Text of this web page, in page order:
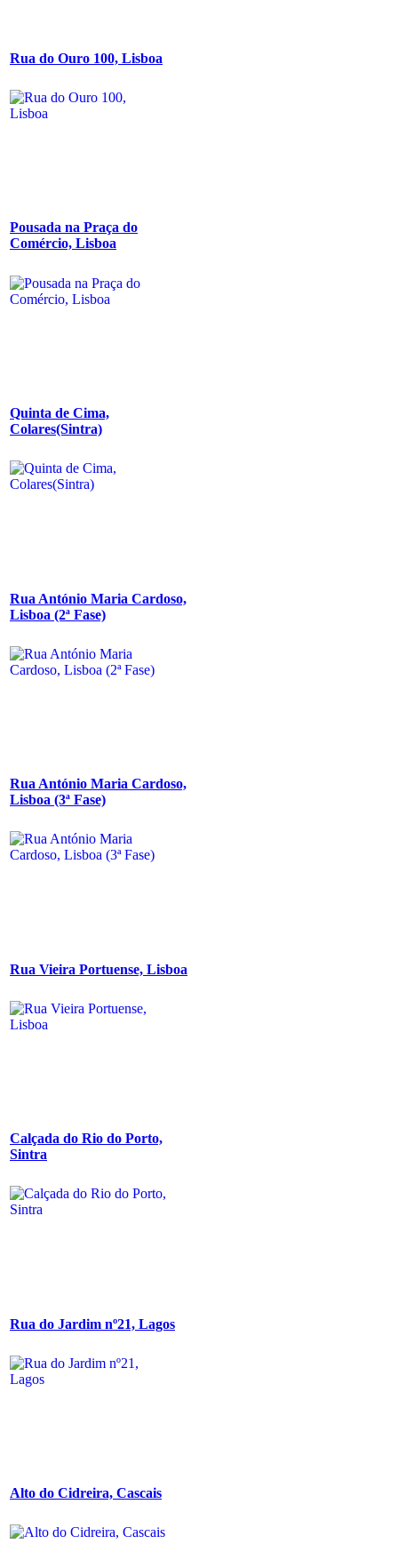
Rua do Ouro 100, Lisboa
Pousada na Praça do
Comércio, Lisboa
Quinta de Cima,
Colares(Sintra)
Rua António Maria Cardoso,
Lisboa (2ª Fase)
Rua António Maria Cardoso,
Lisboa (3ª Fase)
Rua Vieira Portuense, Lisboa
Calçada do Rio do Porto,
Sintra
Rua do Jardim nº21, Lagos
Alto do Cidreira, Cascais